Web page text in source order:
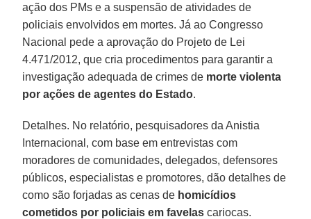
ação dos PMs e a suspensão de atividades de
policiais envolvidos em mortes. Já ao Congresso
Nacional pede a aprovação do Projeto de Lei
4.471/2012, que cria procedimentos para garantir a
investigação adequada de crimes de morte violenta
por ações de agentes do Estado.
Detalhes. No relatório, pesquisadores da Anistia
Internacional, com base em entrevistas com
moradores de comunidades, delegados, defensores
públicos, especialistas e promotores, dão detalhes de
como são forjadas as cenas de homicídios
cometidos por policiais em favelas cariocas.